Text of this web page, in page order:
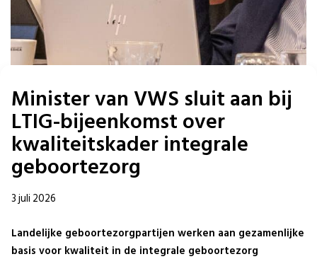
Minister van VWS sluit aan bij
LTIG-bijeenkomst over
kwaliteitskader integrale
geboortezorg
3 juli 2026
Landelijke geboortezorgpartijen werken aan gezamenlijke
basis voor kwaliteit in de integrale geboortezorg